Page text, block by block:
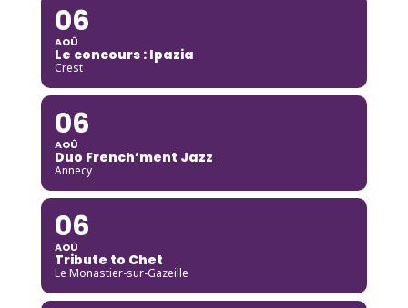
06
AOÛ
Le concours : Ipazia
Crest
06
AOÛ
Duo French’ment Jazz
Annecy
06
AOÛ
Tribute to Chet
Le Monastier-sur-Gazeille